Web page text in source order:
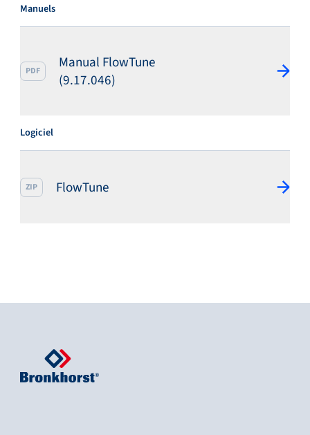
Bronkhorst
Contact
Manuels
PDF
Manual FlowTune
(9.17.046)
Logiciel
ZIP FlowTune